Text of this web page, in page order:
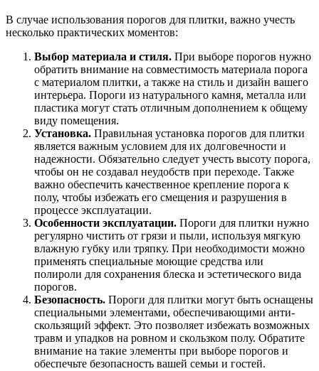
В случае использования порогов для плитки, важно учесть
несколько практических моментов:
Выбор материала и стиля. При выборе порогов нужно
обратить внимание на совместимость материала порога
с материалом плитки, а также на стиль и дизайн вашего
интерьера. Пороги из натурального камня, металла или
пластика могут стать отличным дополнением к общему
виду помещения.
Установка. Правильная установка порогов для плитки
является важным условием для их долговечности и
надежности. Обязательно следует учесть высоту порога,
чтобы он не создавал неудобств при переходе. Также
важно обеспечить качественное крепление порога к
полу, чтобы избежать его смещения и разрушения в
процессе эксплуатации.
Особенности эксплуатации. Пороги для плитки нужно
регулярно чистить от грязи и пыли, используя мягкую
влажную губку или тряпку. При необходимости можно
применять специальные моющие средства или
полироли для сохранения блеска и эстетического вида
порогов.
Безопасность. Пороги для плитки могут быть оснащены
специальными элементами, обеспечивающими анти-
скользящий эффект. Это позволяет избежать возможных
травм и упадков на ровном и скользком полу. Обратите
внимание на такие элементы при выборе порогов и
обеспечьте безопасность вашей семьи и гостей.